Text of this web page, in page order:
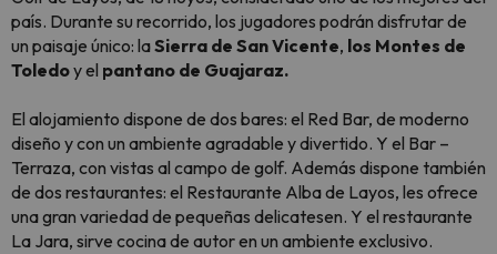
país. Durante su recorrido, los jugadores podrán disfrutar de
un paisaje único: laSierra de San Vicente, los Montes de
Toledoy el pantano de Guajaraz.
El alojamiento dispone de dos bares: el Red Bar, de moderno
diseño y con un ambiente agradable y divertido. Y el Bar –
Terraza, con vistas al campo de golf. Además dispone también
de dos restaurantes: el Restaurante Alba de Layos, les ofrece
una gran variedad de pequeñas delicatesen. Y el restaurante
La Jara, sirve cocina de autor en un ambiente exclusivo.